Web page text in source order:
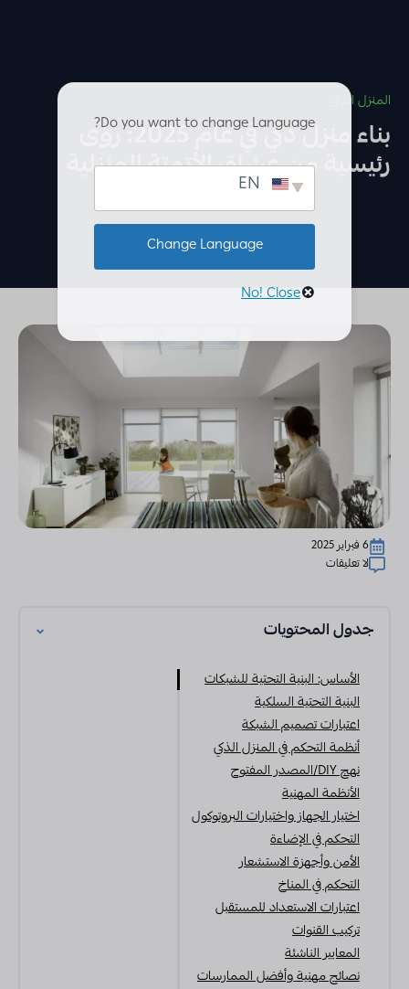
المنزل الذكي
بناء منزل ذكي في عام 2025: رؤى
رئيسية من عشاق الأتمتة المنزلية
6 فبراير 2025
لا تعليقات
جدول المحتويات
الأساس: البنية التحتية للشبكات
البنية التحتية السلكية
اعتبارات تصميم الشبكة
أنظمة التحكم في المنزل الذكي
نهج DIY/المصدر المفتوح
الأنظمة المهنية
اختيار الجهاز واختيارات البروتوكول
التحكم في الإضاءة
الأمن وأجهزة الاستشعار
التحكم في المناخ
اعتبارات الاستعداد للمستقبل
تركيب القنوات
المعايير الناشئة
نصائح مهنية وأفضل الممارسات
Do you want to change Language?
Change Language
No! Close